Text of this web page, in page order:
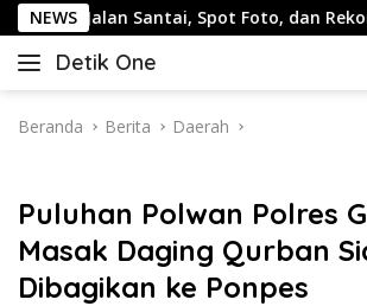
Langsung
ke
konten
NEWS
Jalan Santai, Spot Foto, dan
Detik One
Tajam
Fakta
Beranda Berita Daerah
Puluhan Polwan Polres
Masak Daging Qurban
Dibagikan ke Ponpes